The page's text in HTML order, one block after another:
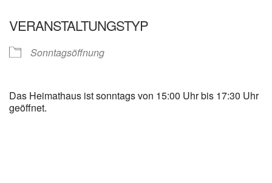
VERANSTALTUNGSTYP
Sonntagsöffnung
Das Heimathaus ist sonntags von 15:00 Uhr bis 17:30 Uhr
geöffnet.